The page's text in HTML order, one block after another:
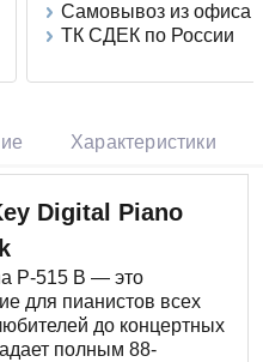
Самовывоз из офиса
ТК СДЕК по России
Характеристики
Digital Piano
P-515 B — это
для пианистов всех
до концертных
полным 88-